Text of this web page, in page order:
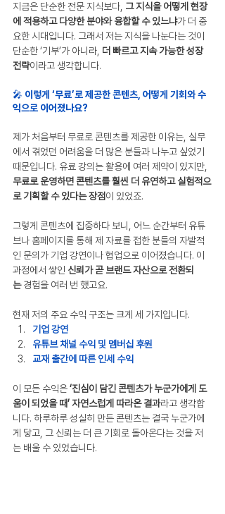
지금은 단순한 전문 지식보다, 그 지식을 어떻게 현장
에 적용하고 다양한 분야와 융합할 수 있느냐가 더 중
요한 시대입니다. 그래서 저는 지식을 나눈다는 것이
단순한 ‘기부’가 아니라, 더 빠르고 지속 가능한 성장
전략이라고 생각합니다.
🎤 이렇게 ‘무료’로 제공한 콘텐츠, 어떻게 기회와 수
익으로 이어졌나요?
제가 처음부터 무료로 콘텐츠를 제공한 이유는, 실무
에서 겪었던 어려움을 더 많은 분들과 나누고 싶었기
때문입니다. 유료 강의는 활용에 여러 제약이 있지만,
무료로 운영하면 콘텐츠를 훨씬 더 유연하고 실험적으
로 기획할 수 있다는 장점이 있었죠.
그렇게 콘텐츠에 집중하다 보니, 어느 순간부터 유튜
브나 홈페이지를 통해 제 자료를 접한 분들의 자발적
인 문의가 기업 강연이나 협업으로 이어졌습니다. 이
과정에서 쌓인 신뢰가 곧 브랜드 자산으로 전환되
는 경험을 여러 번 했고요.
현재 저의 주요 수익 구조는 크게 세 가지입니다.
기업 강연
유튜브 채널 수익 및 멤버십 후원
교재 출간에 따른 인세 수익
이 모든 수익은 ‘진심이 담긴 콘텐츠가 누군가에게 도
움이 되었을 때’ 자연스럽게 따라온 결과라고 생각합
니다. 하루하루 성실히 만든 콘텐츠는 결국 누군가에
게 닿고, 그 신뢰는 더 큰 기회로 돌아온다는 것을 저
는 배울 수 있었습니다.